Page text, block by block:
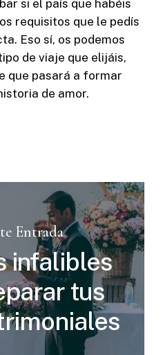
si el país que habéis
requisitos que le pedís
Eso sí, os podemos
de viaje que elijáis,
que pasará a formar
de amor.
Entrada
infalibles
tus